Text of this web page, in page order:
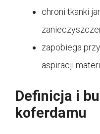
chroni tkanki
zapobiega
aspiracji
Definicja i
koferdamu